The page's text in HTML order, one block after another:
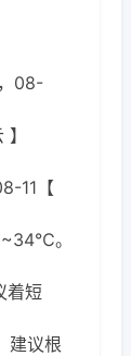
08-
11【
。
着短
建议根